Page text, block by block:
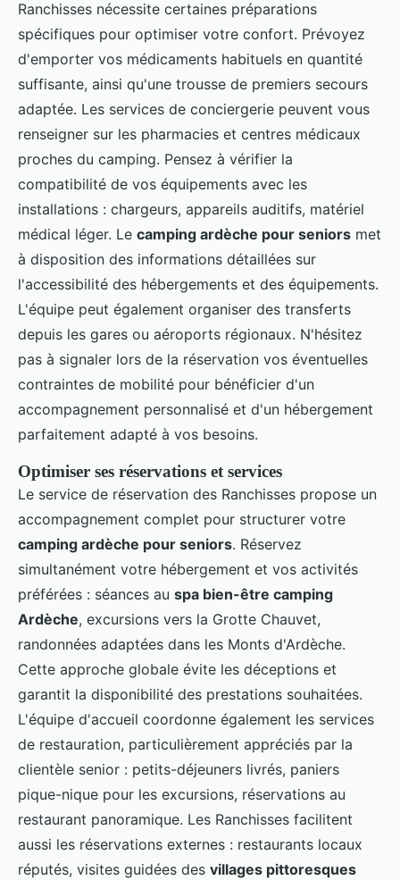
Ranchisses nécessite certaines préparations
spécifiques pour optimiser votre confort. Prévoyez
d'emporter vos médicaments habituels en quantité
suffisante, ainsi qu'une trousse de premiers secours
adaptée. Les services de conciergerie peuvent vous
renseigner sur les pharmacies et centres médicaux
proches du camping. Pensez à vérifier la
compatibilité de vos équipements avec les
installations : chargeurs, appareils auditifs, matériel
médical léger. Le camping ardèche pour seniors met
à disposition des informations détaillées sur
l'accessibilité des hébergements et des équipements.
L'équipe peut également organiser des transferts
depuis les gares ou aéroports régionaux. N'hésitez
pas à signaler lors de la réservation vos éventuelles
contraintes de mobilité pour bénéficier d'un
accompagnement personnalisé et d'un hébergement
parfaitement adapté à vos besoins.
Optimiser ses réservations et services
Le service de réservation des Ranchisses propose un
accompagnement complet pour structurer votre
camping ardèche pour seniors. Réservez
simultanément votre hébergement et vos activités
préférées : séances au spa bien-être camping
Ardèche, excursions vers la Grotte Chauvet,
randonnées adaptées dans les Monts d'Ardèche.
Cette approche globale évite les déceptions et
garantit la disponibilité des prestations souhaitées.
L'équipe d'accueil coordonne également les services
de restauration, particulièrement appréciés par la
clientèle senior : petits-déjeuners livrés, paniers
pique-nique pour les excursions, réservations au
restaurant panoramique. Les Ranchisses facilitent
aussi les réservations externes : restaurants locaux
réputés, visites guidées des villages pittoresques